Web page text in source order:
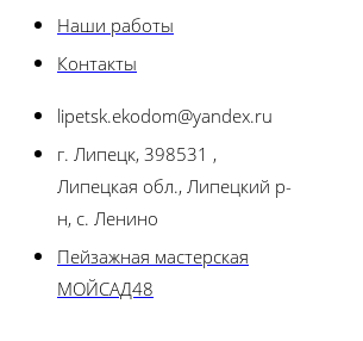
Наши работы
Контакты
lipetsk.ekodom@yandex.ru
г. Липецк, 398531 ,
Липецкая обл., Липецкий р-
н, с. Ленино
Пейзажная мастерская
МОЙСАД48